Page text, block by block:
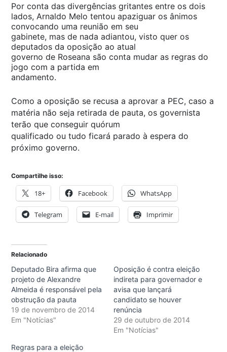
Por conta das divergências gritantes entre os dois
lados, Arnaldo Melo tentou apaziguar os ânimos
convocando uma reunião em seu
gabinete, mas de nada adiantou, visto quer os
deputados da oposição ao atual
governo de Roseana são conta mudar as regras do
jogo com a partida em
andamento.
Como a oposição se recusa a aprovar a PEC, caso a
matéria não seja retirada de pauta, os governista
terão que conseguir quórum
qualificado ou tudo ficará parado à espera do
próximo governo.
Compartilhe isso:
18+ Facebook WhatsApp
Telegram E-mail Imprimir
Relacionado
Deputado Bira afirma que
projeto de Alexandre
Almeida é responsável pela
obstrução da pauta
19 de novembro de 2014
Em "Notícias"
Oposição é contra eleição
indireta para governador e
avisa que lançará
candidato se houver
renúncia
29 de outubro de 2014
Em "Notícias"
Regras para a eleição